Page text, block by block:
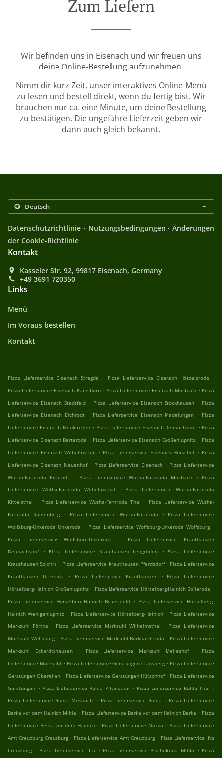
Zum Liefern
Wir befinden uns in Eisenach und wir freuen uns
deine Online-Bestellung aufzunehmen.
Nimm dir kurz Zeit, unser interaktives Online-Menü
zu lesen und bestell direkt, wenn du fertig bist. Wir
brauchen nur ca. eine Minute, um deine Bestellung
zu bestätigen. Die ungefähre Lieferzeit geben wir
dann auch gleich bekannt.
Datenschutzrichtlinie . Nutzungsbedingungen . Änderungen
der Cookie-Richtlinie
Kontakt
Kasseler Str. 92, 99817 Eisenach, Germany
+49 3691 720350
Links
Menü
Im Voraus bestellen
Kontakt
Pizza Lieferservice Eisenach Stregda . Pizza Lieferservice Eisenach Hötzelsroda
.
Pizza Lieferservice Eisenach Ramsborn . Pizza Lieferservice Eisenach Mosbach . Pizza
Lieferservice Eisenach Stedtfeld . Pizza Lieferservice Eisenach Stockhausen . Pizza
Lieferservice Eisenach Eichrodt . Pizza Lieferservice Eisenach Madelungen . Pizza
Lieferservice Eisenach Neukirchen . Pizza Lieferservice Eisenach Deubachshof . Pizza
Lieferservice Eisenach Berteroda . Pizza Lieferservice Eisenach Großenlupnitz . Pizza
Lieferservice Eisenach Wilhelmsthal . Pizza Lieferservice Eisenach Hörschel . Pizza
Lieferservice Eisenach Neuenhof . Pizza Lieferservice Eisenach . Pizza Lieferservice
Wutha-Farnroda Eichrodt
. Pizza Lieferservice Wutha-Farnroda Mosbach .
Pizza
Lieferservice Wutha-Farnroda Wilhelmsthal
.
Pizza Lieferservice Wutha-Farnroda
Kittelsthal
. Pizza Lieferservice Wutha-Farnroda Thal . Pizza Lieferservice Wutha-
Farnroda Kahlenberg
. Pizza Lieferservice Wutha-Farnroda .
Pizza Lieferservice
Wolfsburg-Unkeroda Unkeroda . Pizza Lieferservice Wolfsburg-Unkeroda Wolfsburg .
Pizza Lieferservice Wolfsburg-Unkeroda
.
Pizza Lieferservice Krauthausen
Deubachshof
. Pizza Lieferservice Krauthausen Lengröden .
Pizza Lieferservice
Krauthausen Spichra . Pizza Lieferservice Krauthausen Pferdsdorf . Pizza Lieferservice
Krauthausen Ütteroda
. Pizza Lieferservice Krauthausen .
Pizza Lieferservice
Hörselberg-Hainich Großenlupnitz . Pizza Lieferservice Hörselberg-Hainich Bolleroda .
Pizza Lieferservice Hörselberg-Hainich Beuernfeld . Pizza Lieferservice Hörselberg-
Hainich Wenigenlupnitz . Pizza Lieferservice Hörselberg-Hainich . Pizza Lieferservice
Marksuhl Förtha
. Pizza Lieferservice Marksuhl Wilhelmsthal . Pizza Lieferservice
Marksuhl Wolfsburg . Pizza Lieferservice Marksuhl Burkhardtroda . Pizza Lieferservice
Marksuhl Eckardtshausen
. Pizza Lieferservice Marksuhl Meileshof .
Pizza
Lieferservice Marksuhl . Pizza Lieferservice Gerstungen Clausberg . Pizza Lieferservice
Gerstungen Oberellen . Pizza Lieferservice Gerstungen Hütschhof . Pizza Lieferservice
Gerstungen . Pizza Lieferservice Ruhla Kittelsthal . Pizza Lieferservice Ruhla Thal .
Pizza Lieferservice Ruhla Mosbach . Pizza Lieferservice Ruhla . Pizza Lieferservice
Berka vor dem Hainich Mihla . Pizza Lieferservice Berka vor dem Hainich Berka . Pizza
Lieferservice Berka vor dem Hainich . Pizza Lieferservice Nazza . Pizza Lieferservice
Amt Creuzburg Creuzburg . Pizza Lieferservice Amt Creuzburg . Pizza Lieferservice Ifta
Creuzburg . Pizza Lieferservice Ifta . Pizza Lieferservice Bischofroda Mihla . Pizza